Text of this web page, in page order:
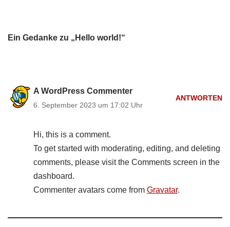
Ein Gedanke zu „Hello world!“
A WordPress Commenter
6. September 2023 um 17:02 Uhr
ANTWORTEN
Hi, this is a comment.
To get started with moderating, editing, and deleting
comments, please visit the Comments screen in the
dashboard.
Commenter avatars come from Gravatar.